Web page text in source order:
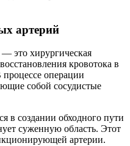
артерий
это хирургическая
кровотока в
операции
собой сосудистые
в создании обходного пути
суженную область. Этот
артерии.